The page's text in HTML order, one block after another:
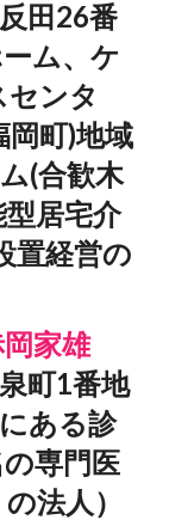
田26番
ム、ケ
ンタ
岡町)地域
(合歓木
居宅介
置経営の
家雄
町1番地
ある診
専門医
法人）